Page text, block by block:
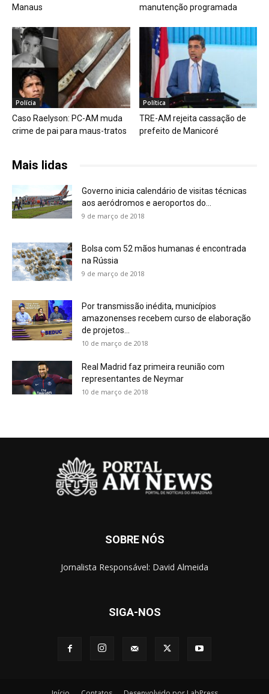
Manaus
manutenção programada
Polícia
Caso Raelyson: PC-AM muda
crime de pai para maus-tratos
Política
TRE-AM rejeita cassação de
prefeito de Manicoré
Mais lidas
Governo inicia calendário de visitas técnicas
aos aeródromos e aeroportos do...
9 de março de 2018
Bolsa com 52 mãos humanas é encontrada
na Rússia
9 de março de 2018
Por transmissão inédita, municípios
amazonenses recebem curso de elaboração
de projetos...
10 de março de 2018
Real Madrid faz primeira reunião com
representantes de Neymar
10 de março de 2018
SOBRE NÓS
Jornalista Responsável: David Almeida
SIGA-NOS